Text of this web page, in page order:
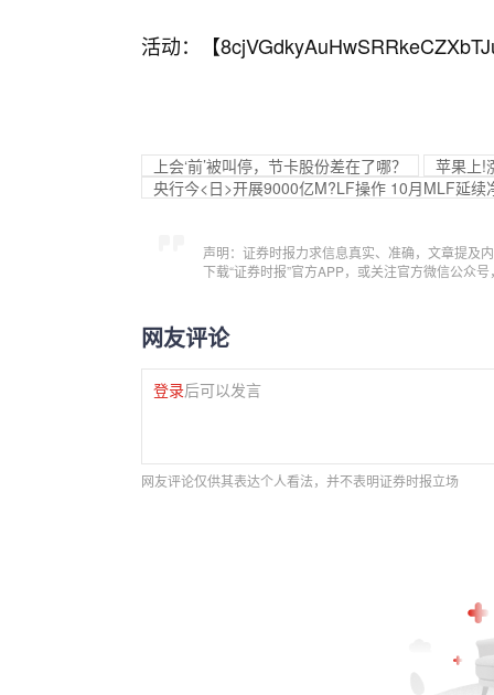
活动：【
上会‘前’被叫停，节卡股份差在了哪？
苹果上!
央行今<日>开展9000亿M?LF操作 10月MLF延续
声明：证券时报力求信息真实、准确，文章提及
下载“证券时报”官方APP，或关注官方微信公众
网友评论
登录后可以发言
网友评论仅供其表达个人看法，并不表明证券时报立场